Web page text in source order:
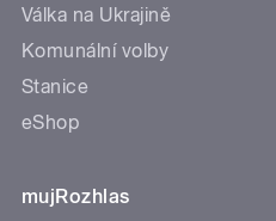
Válka na Ukrajině
Komunální volby
Stanice
eShop
mujRozhlas